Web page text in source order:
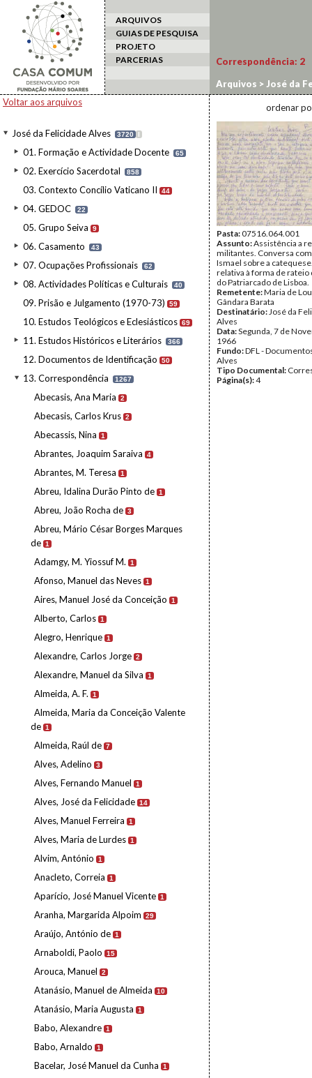
ARQUIVOS
GUIAS DE PESQUISA
PROJETO
PARCERIAS
Voltar aos arquivos
José da Felicidade Alves 3720 I
01. Formação e Actividade Docente 65
02. Exercício Sacerdotal 858
03. Contexto Concílio Vaticano II 44
04. GEDOC 22
05. Grupo Seiva 9
06. Casamento 43
07. Ocupações Profissionais 62
08. Actividades Políticas e Culturais 40
09. Prisão e Julgamento (1970-73) 59
10. Estudos Teológicos e Eclesiásticos 69
11. Estudos Históricos e Literários 366
12. Documentos de Identificação 50
13. Correspondência 1267
Abecasis, Ana Maria 2
Abecasis, Carlos Krus 2
Abecassis, Nina 1
Abrantes, Joaquim Saraiva 4
Abrantes, M. Teresa 1
Abreu, Idalina Durão Pinto de 1
Abreu, João Rocha de 3
Abreu, Mário César Borges Marques
de 1
Adamgy, M. Yiossuf M. 1
Afonso, Manuel das Neves 1
Aires, Manuel José da Conceição 1
Alberto, Carlos 1
Alegro, Henrique 1
Alexandre, Carlos Jorge 2
Alexandre, Manuel da Silva 1
Almeida, A. F. 1
Almeida, Maria da Conceição Valente
de 1
Almeida, Raúl de 7
Alves, Adelino 3
Alves, Fernando Manuel 1
Alves, José da Felicidade 14
Alves, Manuel Ferreira 1
Alves, Maria de Lurdes 1
Alvim, António 1
Anacleto, Correia 1
Aparício, José Manuel Vicente 1
Aranha, Margarida Alpoim 29
Araújo, António de 1
Arnaboldi, Paolo 15
Arouca, Manuel 2
Atanásio, Manuel de Almeida 10
Atanásio, Maria Augusta 1
Babo, Alexandre 1
Babo, Arnaldo 1
Bacelar, José Manuel da Cunha 1
Correspondência: 2
Arquivos > José da
ordenar
Pasta:07516.064.001
Assunto:Assistência a
militantes. Conversa
Ismael sobre a
relativa à forma de
do Patriarcado de Lisboa.
Remetente:Maria de
Gândara Barata
Destinatário:José da
Alves
Data:Segunda, 7 de
1966
Fundo:DFL -
Alves
Tipo Documental:
Página(s):4